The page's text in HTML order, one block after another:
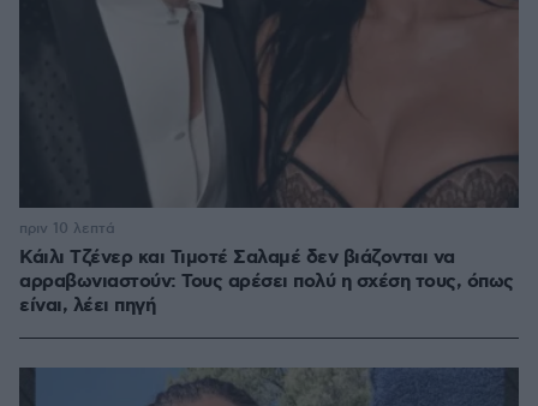
Κάιλι Τζένερ και Τιμοτέ Σαλαμέ δεν βιάζονται να
αρραβωνιαστούν: Τους αρέσει πολύ η σχέση τους, όπως
είναι, λέει πηγή
πριν 10 λεπτά